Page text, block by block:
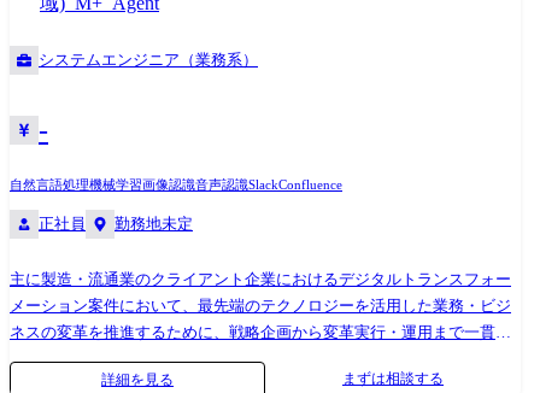
る環境が整っています。 ●使用言語/環境/ツール/資格等 【OS】
Linux/RedHawk/Solaris 他 【言語】C/C++/C#/Ada 他 【ツール】
士/基本情報処理技術者/応用情報処理技術者/ネットワークスペシャリス
に従事するため出向又は転属を命じることがあります。 【変更の範囲】
会社の定める場所(※) (※)業務の性質等に応じリモートワークを認める場
合は、リモートワークを行う場所(自宅等)を含む。
システムエンジニア（業務系）
-
自然言語処理機械学習画像認識音声認識SlackConfluence
正社員 勤務地未定
主に製造・流通業のクライアント企業におけるデジタルトランスフォー
メーション案件において、最先端のテクノロジーを活用した業務・ビジ
ネスの変革を推進するために、戦略企画から変革実行・運用まで一貫し
た支援を行います。
詳細を見る まずは相談する